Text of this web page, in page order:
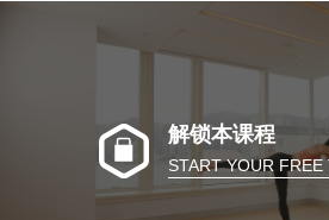
解锁本课程
START YOUR FREE